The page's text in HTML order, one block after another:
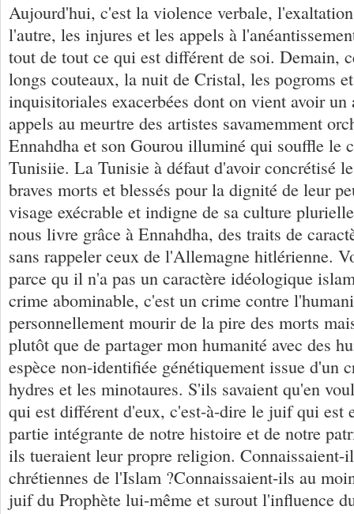
Aujourd'hui, c'est la violence verbale,
l'autre, les injures et les appels à
tout de tout ce qui est différent de soi. Demain,
longs couteaux, la nuit de Cristal, les pogroms
inquisitoriales exacerbées dont on vient avoir un
appels au meurtre des artistes savamemment
Ennahdha et son Gourou illuminé qui souffle le
Tunisiie. La Tunisie à défaut d'avoir concrétisé
braves morts et blessés pour la dignité de leur
visage exécrable et indigne de sa culture
nous livre grâce à Ennahdha, des traits de
sans rappeler ceux de l'Allemagne hitlérienne.
parce qu il n'a pas un caractère idéologique
crime abominable, c'est un crime contre
personnellement mourir de la pire des morts
plutôt que de partager mon humanité avec des
espèce non-identifiée génétiquement issue d'un
hydres et les minotaures. S'ils savaient qu'en
qui est différent d'eux, c'est-à-dire le juif qui est
partie intégrante de notre histoire et de notre
ils tueraient leur propre religion. Connaissaient-
chrétiennes de l'Islam ?Connaissaient-ils au
juif du Prophète lui-même et surout l'influence